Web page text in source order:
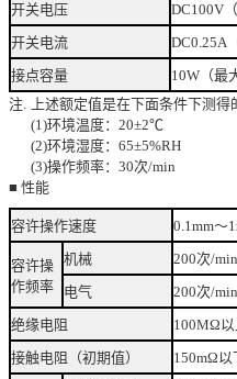
开关电压
DC100V（
开关电流
DC0.25A
接点容量
10W（最
注.
上述额定值是在下面条件下测得
(1)环境温度：20±2℃
(2)环境湿度：65±5%RH
(3)操作频率：30次/min
■ 性能
容许操作速度 0.1mm～
容许操
作频率
机械
200次/min
电气
200次/min
绝缘电阻
100MΩ以
接触电阻（初期值）
150mΩ以